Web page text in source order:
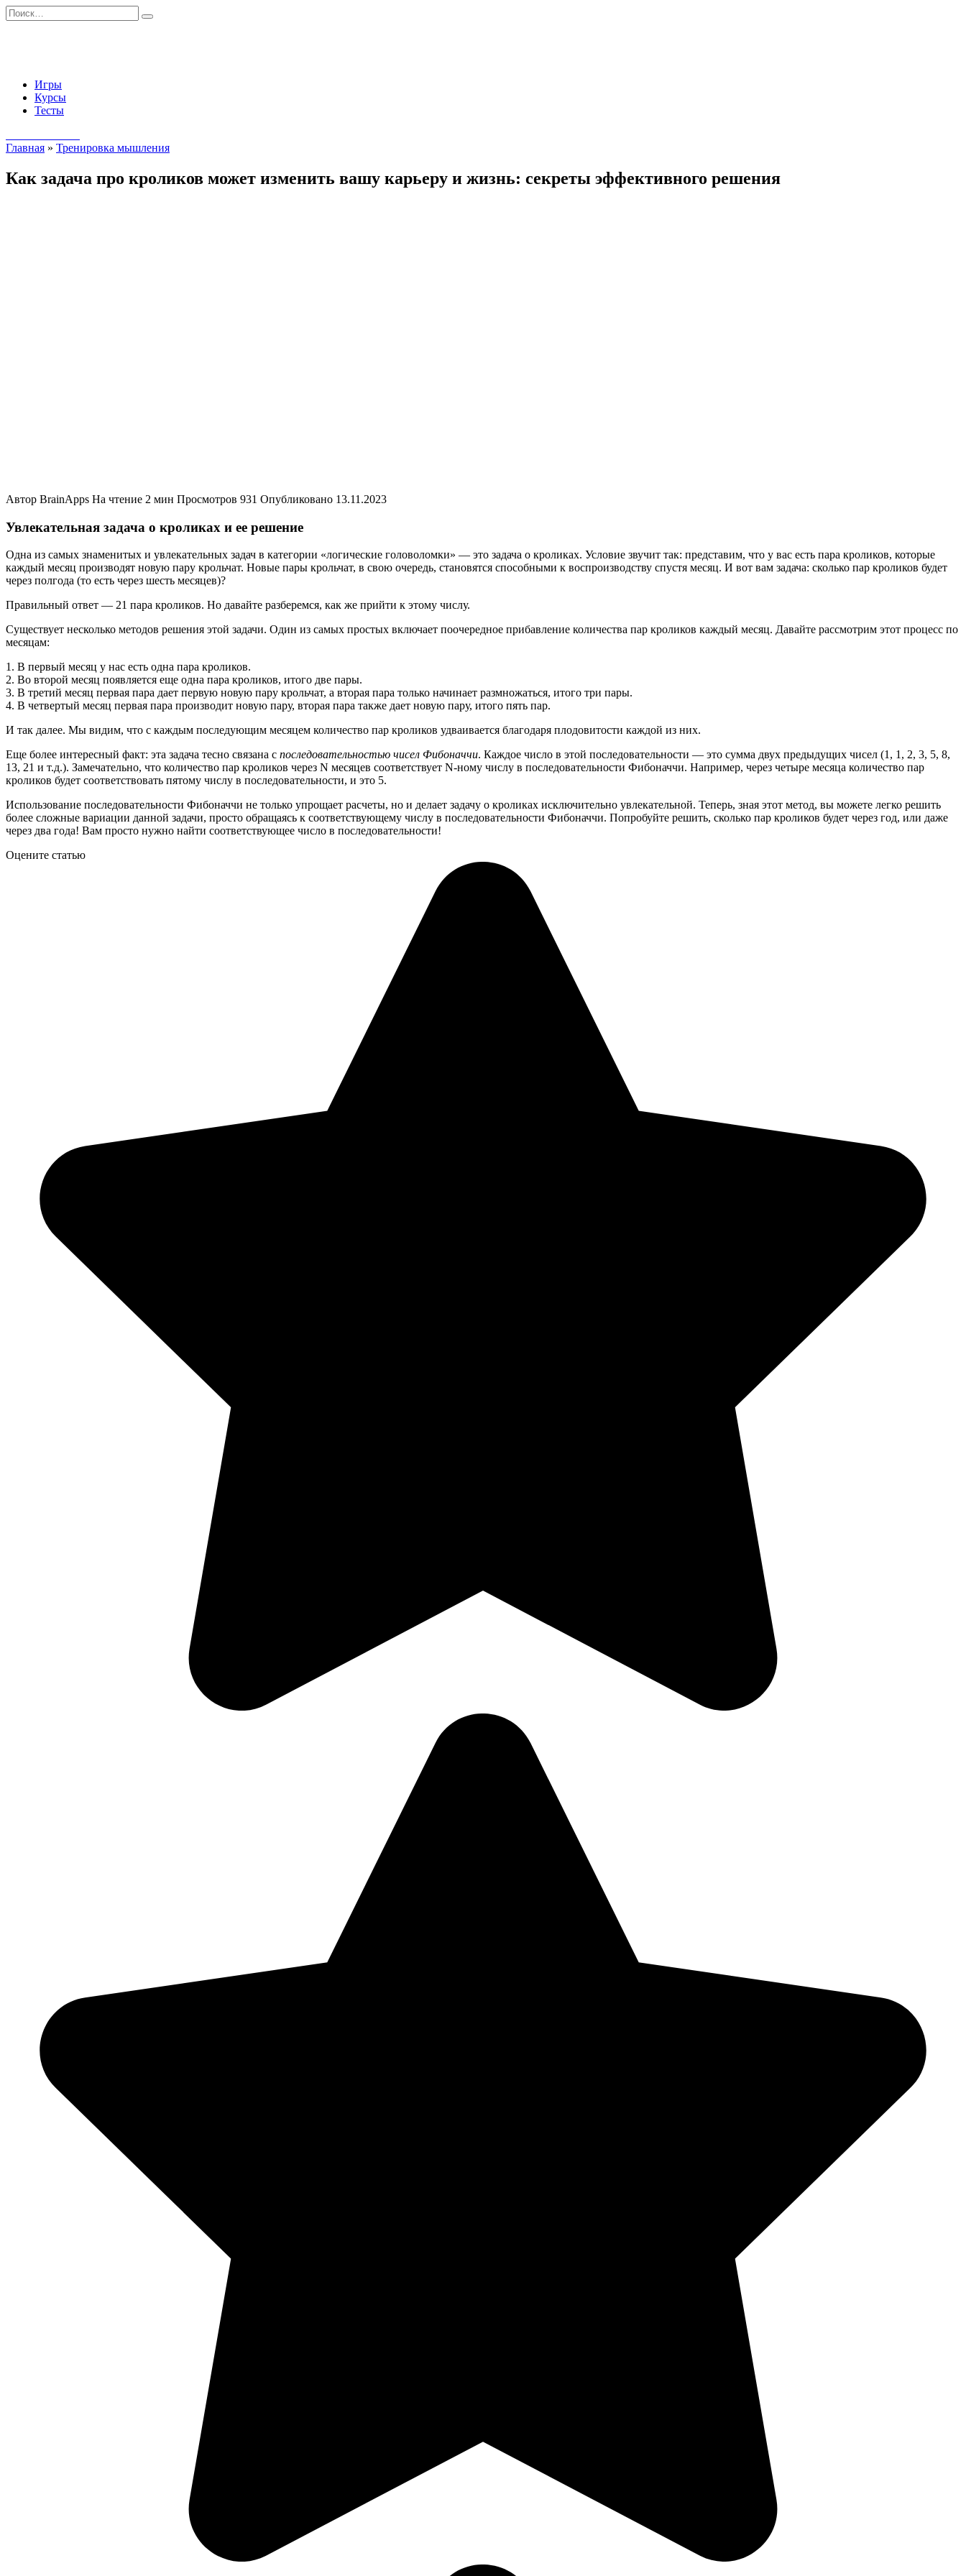
Перейти
к
Search
for:
Игры
Курсы
Тесты
Главная » Тренировка мышления
Как задача про кроликов может изменить вашу карьеру и жизнь: секреты эффективного решения
Автор BrainApps На чтение 2 мин Просмотров 931 Опубликовано 13.11.2023
Увлекательная задача о кроликах и ее решение
Одна из самых знаменитых и увлекательных задач в категории «логические головоломки» — это задача о кроликах. Условие звучит так: представим, что у вас есть пара кроликов, которые
каждый месяц производят новую пару крольчат. Новые пары крольчат, в свою очередь, становятся способными к воспроизводству спустя месяц. И вот вам задача: сколько пар кроликов будет
через полгода (то есть через шесть месяцев)?
Правильный ответ — 21 пара кроликов. Но давайте разберемся, как же прийти к этому числу.
Существует несколько методов решения этой задачи. Один из самых простых включает поочередное прибавление количества пар кроликов каждый месяц. Давайте рассмотрим этот процесс по
месяцам:
1. В первый месяц у нас есть одна пара кроликов.
2. Во второй месяц появляется еще одна пара кроликов, итого две пары.
3. В третий месяц первая пара дает первую новую пару крольчат, а вторая пара только начинает размножаться, итого три пары.
4. В четвертый месяц первая пара производит новую пару, вторая пара также дает новую пару, итого пять пар.
И так далее. Мы видим, что с каждым последующим месяцем количество пар кроликов удваивается благодаря плодовитости каждой из них.
Еще более интересный факт: эта задача тесно связана с последовательностью чисел Фибоначчи. Каждое число в этой последовательности — это сумма двух предыдущих чисел (1, 1, 2, 3, 5, 8,
13, 21 и т.д.). Замечательно, что количество пар кроликов через N месяцев соответствует N-ному числу в последовательности Фибоначчи. Например, через четыре месяца количество пар
кроликов будет соответствовать пятому числу в последовательности, и это 5.
Использование последовательности Фибоначчи не только упрощает расчеты, но и делает задачу о кроликах исключительно увлекательной. Теперь, зная этот метод, вы можете легко решить
более сложные вариации данной задачи, просто обращаясь к соответствующему числу в последовательности Фибоначчи. Попробуйте решить, сколько пар кроликов будет через год, или даже
через два года! Вам просто нужно найти соответствующее число в последовательности!
Оцените статью